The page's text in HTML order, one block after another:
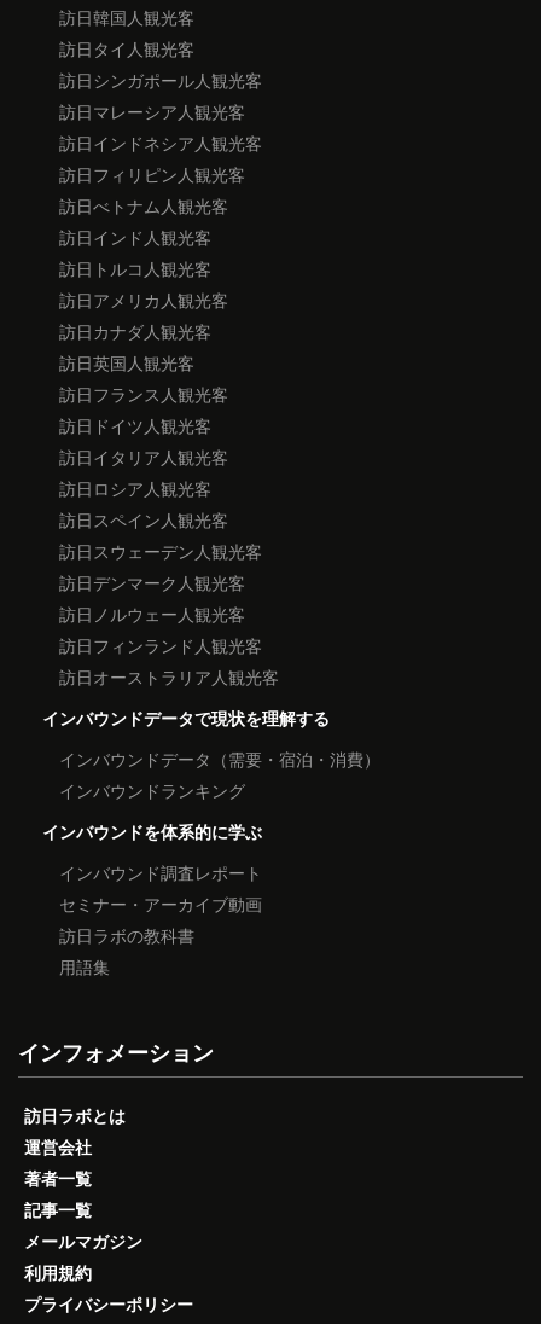
訪日韓国人観光客
訪日タイ人観光客
訪日シンガポール人観光客
訪日マレーシア人観光客
訪日インドネシア人観光客
訪日フィリピン人観光客
訪日べトナム人観光客
訪日インド人観光客
訪日トルコ人観光客
訪日アメリカ人観光客
訪日カナダ人観光客
訪日英国人観光客
訪日フランス人観光客
訪日ドイツ人観光客
訪日イタリア人観光客
訪日ロシア人観光客
訪日スペイン人観光客
訪日スウェーデン人観光客
訪日デンマーク人観光客
訪日ノルウェー人観光客
訪日フィンランド人観光客
訪日オーストラリア人観光客
インバウンドデータで現状を理解する
インバウンドデータ（需要・宿泊・消費）
インバウンドランキング
インバウンドを体系的に学ぶ
インバウンド調査レポート
セミナー・アーカイブ動画
訪日ラボの教科書
用語集
インフォメーション
訪日ラボとは
運営会社
著者一覧
記事一覧
メールマガジン
利用規約
プライバシーポリシー